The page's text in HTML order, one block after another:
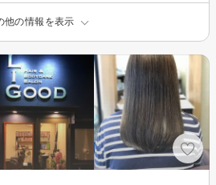
他の情報を表示